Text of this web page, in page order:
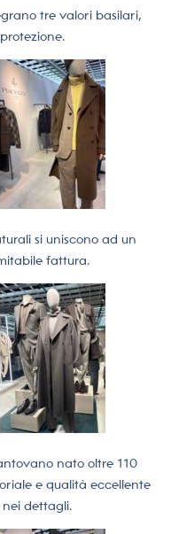
tre valori basilari,
si uniscono ad un
fattura.
nato oltre 110
e qualità eccellente
dettagli.